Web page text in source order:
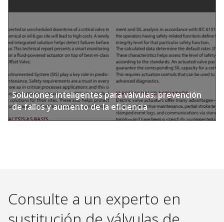
Soluciones inteligentes para válvulas: prevención
de fallos y aumento de la eficiencia
Consulte a un experto en